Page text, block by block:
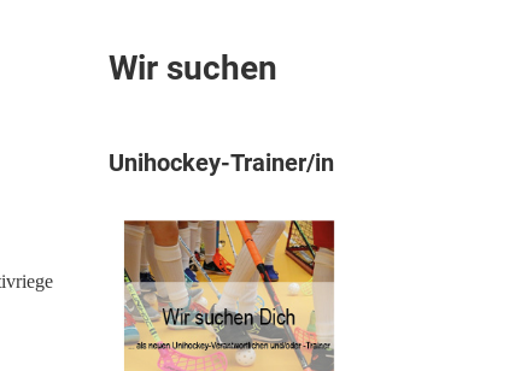
Wir suchen
Unihockey-Trainer/in